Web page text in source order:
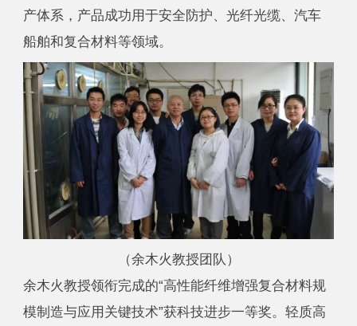
产体系，产品成功用于安全防护、光纤光缆、汽车
船舶和复合材料等领域。
（余木火教授团队）
余木火教授领衔完成的“高性能纤维增强复合材料规
模制造与应用关键技术”获科技进步一等奖。轻质高